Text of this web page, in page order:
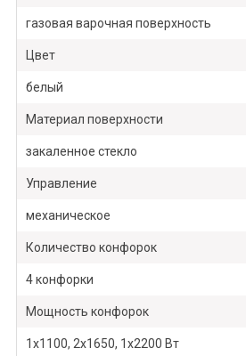
газовая варочная поверхность
Цвет
белый
Материал поверхности
закаленное стекло
Управление
механическое
Количество конфорок
4 конфорки
Мощность конфорок
1х1100, 2х1650, 1х2200 Вт